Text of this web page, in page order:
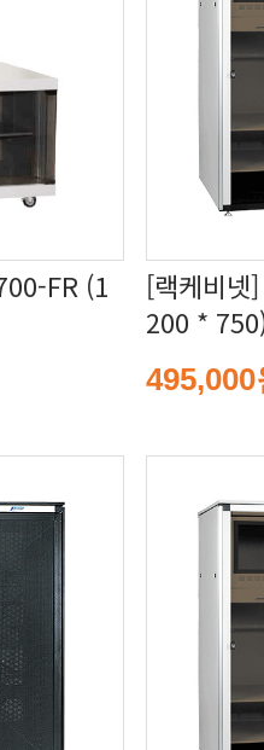
200 *
495,000